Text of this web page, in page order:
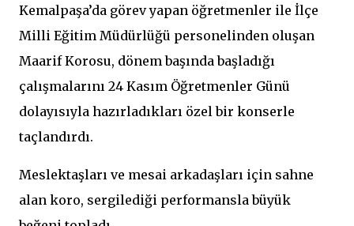
Kemalpaşa’da görev yapan öğretmenler ile İlçe
Milli Eğitim Müdürlüğü personelinden oluşan
Maarif Korosu, dönem başında başladığı
çalışmalarını 24 Kasım Öğretmenler Günü
dolayısıyla hazırladıkları özel bir konserle
taçlandırdı.
Meslektaşları ve mesai arkadaşları için sahne
alan koro, sergilediği performansla büyük